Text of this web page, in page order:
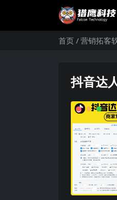
首页 营销拓客
抖音达